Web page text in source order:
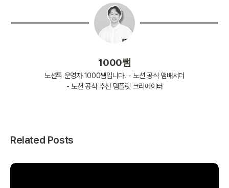
1000쌤
노션톡 운영자 1000쌤입니다. - 노션 공식 앰배서더
- 노션 공식 추천 템플릿 크리에이터
Related Posts